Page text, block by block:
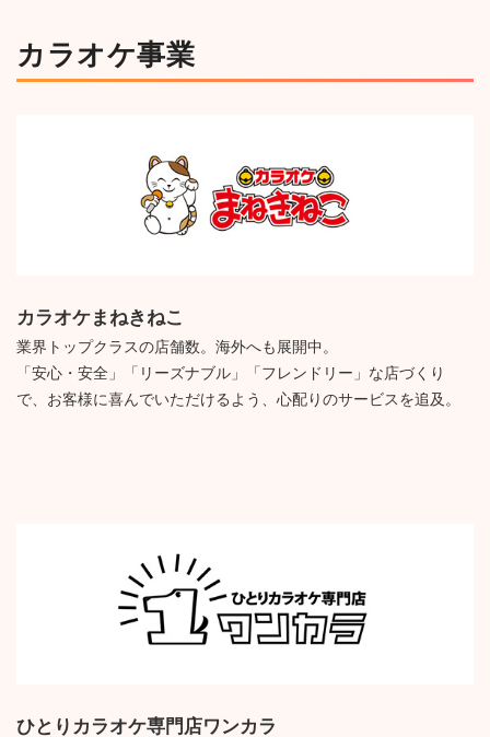
カラオケ事業
カラオケまねきねこ
業界トップクラスの店舗数。海外へも展開中。
「安心・安全」「リーズナブル」「フレンドリー」な店づくり
で、お客様に喜んでいただけるよう、心配りのサービスを追及。
ひとりカラオケ専門店ワンカラ